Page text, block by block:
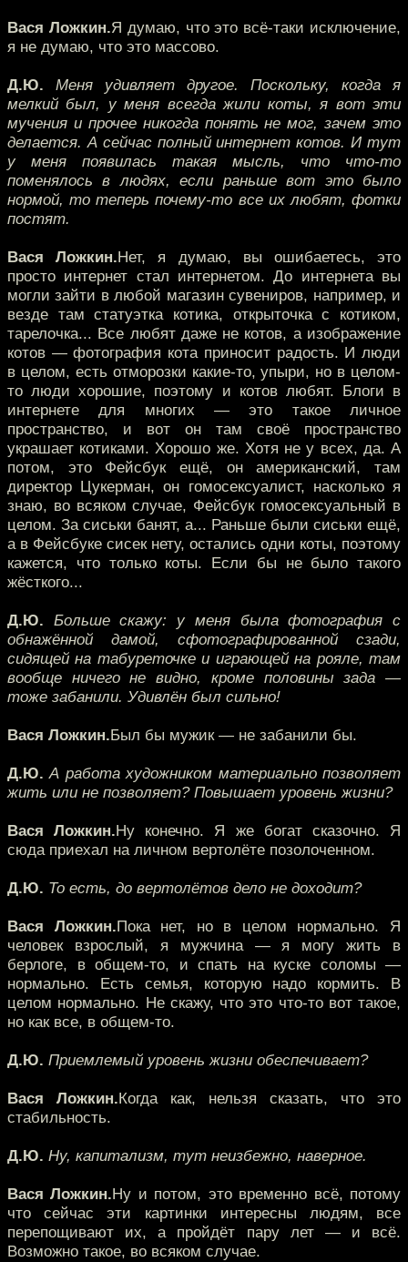
Вася Ложкин.Я думаю, что это всё-таки исключение,
я не думаю, что это массово.
Д.Ю. Меня удивляет другое. Поскольку, когда я
мелкий был, у меня всегда жили коты, я вот эти
мучения и прочее никогда понять не мог, зачем это
делается. А сейчас полный интернет котов. И тут
у меня появилась такая мысль, что что-то
поменялось в людях, если раньше вот это было
нормой, то теперь почему-то все их любят, фотки
постят.
Вася Ложкин.Нет, я думаю, вы ошибаетесь, это
просто интернет стал интернетом. До интернета вы
могли зайти в любой магазин сувениров, например, и
везде там статуэтка котика, открыточка с котиком,
тарелочка... Все любят даже не котов, а изображение
котов — фотография кота приносит радость. И люди
в целом, есть отморозки какие-то, упыри, но в целом-
то люди хорошие, поэтому и котов любят. Блоги в
интернете для многих — это такое личное
пространство, и вот он там своё пространство
украшает котиками. Хорошо же. Хотя не у всех, да. А
потом, это Фейсбук ещё, он американский, там
директор Цукерман, он гомосексуалист, насколько я
знаю, во всяком случае, Фейсбук гомосексуальный в
целом. За сиськи банят, а... Раньше были сиськи ещё,
а в Фейсбуке сисек нету, остались одни коты, поэтому
кажется, что только коты. Если бы не было такого
жёсткого...
Д.Ю. Больше скажу: у меня была фотография с
обнажённой дамой, сфотографированной сзади,
сидящей на табуреточке и играющей на рояле, там
вообще ничего не видно, кроме половины зада —
тоже забанили. Удивлён был сильно!
Вася Ложкин.Был бы мужик — не забанили бы.
Д.Ю. А работа художником материально позволяет
жить или не позволяет? Повышает уровень жизни?
Вася Ложкин.Ну конечно. Я же богат сказочно. Я
сюда приехал на личном вертолёте позолоченном.
Д.Ю. То есть, до вертолётов дело не доходит?
Вася Ложкин.Пока нет, но в целом нормально. Я
человек взрослый, я мужчина — я могу жить в
берлоге, в общем-то, и спать на куске соломы —
нормально. Есть семья, которую надо кормить. В
целом нормально. Не скажу, что это что-то вот такое,
но как все, в общем-то.
Д.Ю. Приемлемый уровень жизни обеспечивает?
Вася Ложкин.Когда как, нельзя сказать, что это
стабильность.
Д.Ю. Ну, капитализм, тут неизбежно, наверное.
Вася Ложкин.Ну и потом, это временно всё, потому
что сейчас эти картинки интересны людям, все
перепощивают их, а пройдёт пару лет — и всё.
Возможно такое, во всяком случае.